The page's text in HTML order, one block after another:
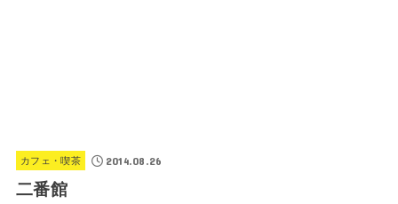
カフェ・喫茶 2014.08.26
二番館